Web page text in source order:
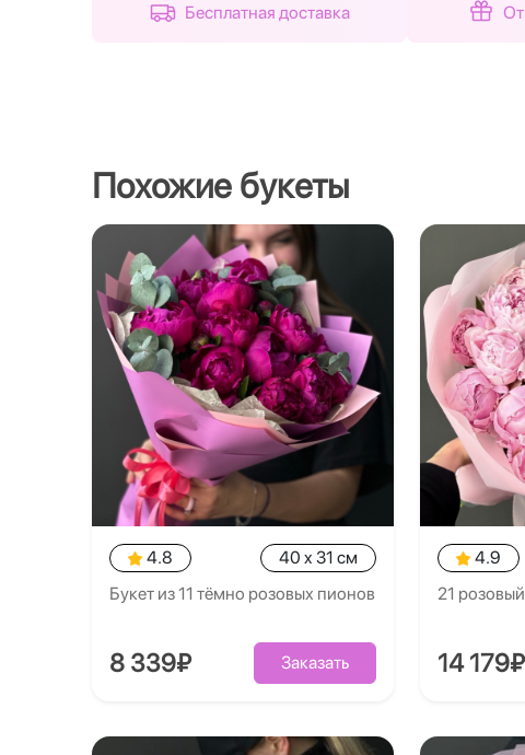
Бесплатная доставка
Похожие букеты
4.8
40 x 31 см
Букет из 11 тёмно розовых пионов
8 339₽ Заказать
4.9
21
14 179₽